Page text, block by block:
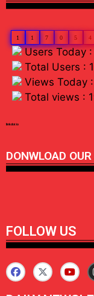
1 1 7 0 5 4
Users Today :
Total Users :
Views Today
Total views :
linkdot io
DONWLOAD
FOLLOW US